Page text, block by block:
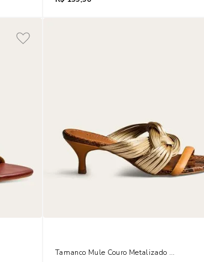
Amarelo ButtercreamTamanco Mule Couro Metalizado